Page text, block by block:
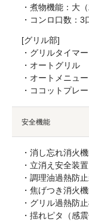
・煮物機能：大（
・コンロ口数：3
[グリル部]
・グリルタイマ
・オートグリル
・オートメニュー
・ココットプレ
安全機能
・消し忘れ消火
・立消え安全装
・調理油過熱防
・焦げつき消火
・グリル過熱防
・揺れピタ（感震